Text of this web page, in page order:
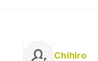
Chihiro